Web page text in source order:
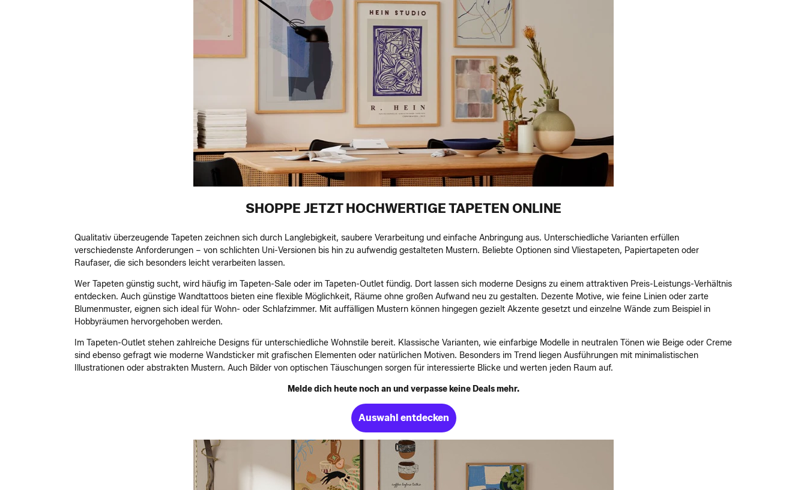
SHOPPE JETZT HOCHWERTIGE TAPETEN ONLINE
Qualitativ überzeugende Tapeten zeichnen sich durch Langlebigkeit, saubere Verarbeitung und einfache Anbringung aus. Unterschiedliche Varianten erfüllen
verschiedenste Anforderungen – von schlichten Uni-Versionen bis hin zu aufwendig gestalteten Mustern. Beliebte Optionen sind Vliestapeten, Papiertapeten oder
Raufaser, die sich besonders leicht verarbeiten lassen.
Wer Tapeten günstig sucht, wird häufig im Tapeten-Sale oder im Tapeten-Outlet fündig. Dort lassen sich moderne Designs zu einem attraktiven Preis-Leistungs-Verhältnis
entdecken. Auch günstige Wandtattoos bieten eine flexible Möglichkeit, Räume ohne großen Aufwand neu zu gestalten. Dezente Motive, wie feine Linien oder zarte
Blumenmuster, eignen sich ideal für Wohn- oder Schlafzimmer. Mit auffälligen Mustern können hingegen gezielt Akzente gesetzt und einzelne Wände zum Beispiel in
Hobbyräumen hervorgehoben werden.
Im Tapeten-Outlet stehen zahlreiche Designs für unterschiedliche Wohnstile bereit. Klassische Varianten, wie einfarbige Modelle in neutralen Tönen wie Beige oder Creme
sind ebenso gefragt wie moderne Wandsticker mit grafischen Elementen oder natürlichen Motiven. Besonders im Trend liegen Ausführungen mit minimalistischen
Illustrationen oder abstrakten Mustern. Auch Bilder von optischen Täuschungen sorgen für interessierte Blicke und werten jeden Raum auf.
Melde dich heute noch an und verpasse keine Deals mehr.
Auswahl entdecken